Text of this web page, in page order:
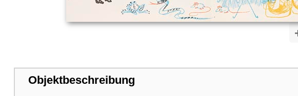
Objektbeschreibung